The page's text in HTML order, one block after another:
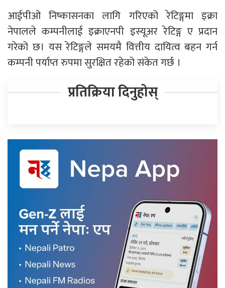
आईपीओ निष्कासनका लागि गरिएको रेटिङ्गमा इक्रा
नेपालले कम्पनीलाई इक्राएनपी इस्यूअर रेटिङ्ग ए प्रदान
गरेको छ। यस रेटिङ्गले समयमै वित्तीय दायित्व बहन गर्न
कम्पनी पर्याप्त रुपमा सुरक्षित रहेको संकेत गर्छ ।
प्रतिक्रिया दिनुहोस्